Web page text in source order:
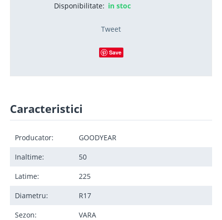
Disponibilitate: in stoc
Tweet
Save
Caracteristici
Producator: GOODYEAR
Inaltime: 50
Latime: 225
Diametru: R17
Sezon: VARA